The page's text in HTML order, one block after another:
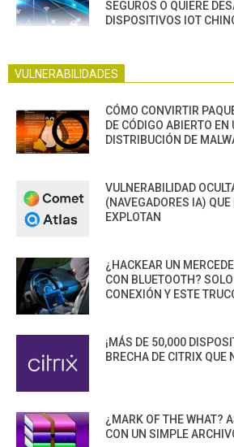
SEGUROS O QUIERE
DISPOSITIVOS IOT
VULNERABILIDADES
CÓMO CONVIRTIR
DE CÓDIGO ABIERTO
DISTRIBUCIÓN DE
VULNERABILIDAD
(NAVEGADORES IA)
EXPLOTAN
¿HACKEAR UN
CON BLUETOOTH?
CONEXIÓN Y ESTE
¡MÁS DE 50,000
BRECHA DE CITRIX QUE
¿MARK OF THE WHAT?
CON UN SIMPLE